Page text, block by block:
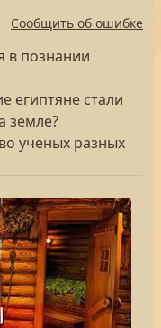
Сообщить об ошибке
в познании
египтяне стали
земле?
ученых разных